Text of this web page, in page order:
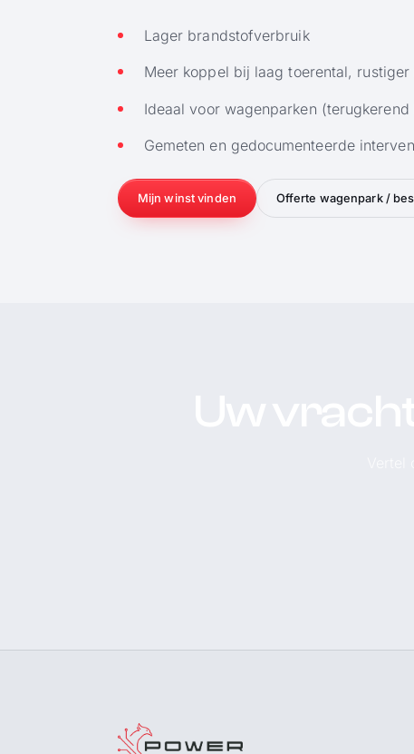
Lager brandstofverbruik
Meer koppel bij laag toerental, rustiger
Ideaal voor wagenparken (terugkerend
Gemeten en gedocumenteerde
Mijn winst vinden Offerte wagenpark /